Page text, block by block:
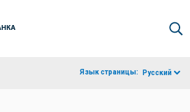
Язык страницы: Русский